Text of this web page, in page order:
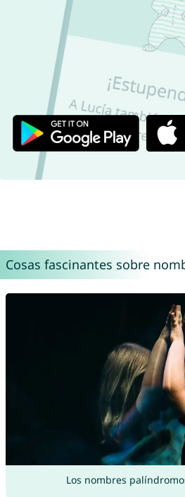
Cosas fascinantes sobre
Los nombres